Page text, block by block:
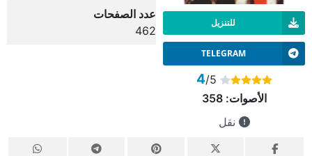
للتنزيل
TELEGRAM
4/5
الأصوات:358
نقل
عدد الصفحات
462